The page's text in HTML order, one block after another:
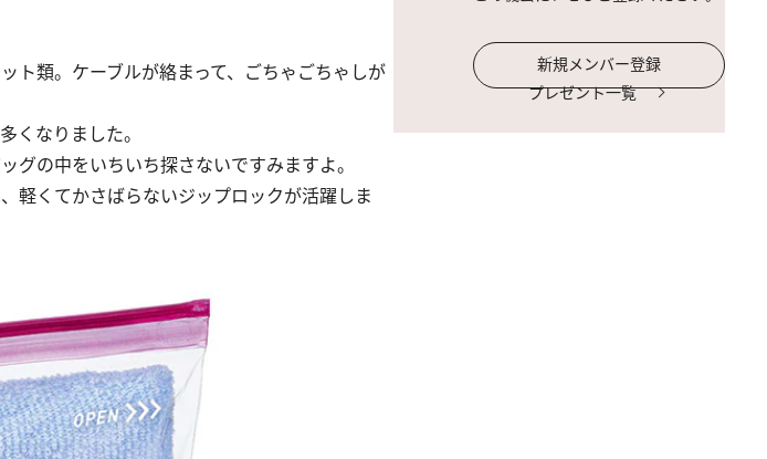
ト類。ケーブルが絡まって、ごちゃごちゃしが
くなりました。
の中をいちいち探さないですみますよ。
軽くてかさばらないジップロックが活躍しま
新規メンバー登録
プレゼント一覧